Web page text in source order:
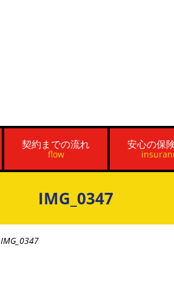
契約までの流れ
flow
安心の保
IMG_0347
IMG_0347